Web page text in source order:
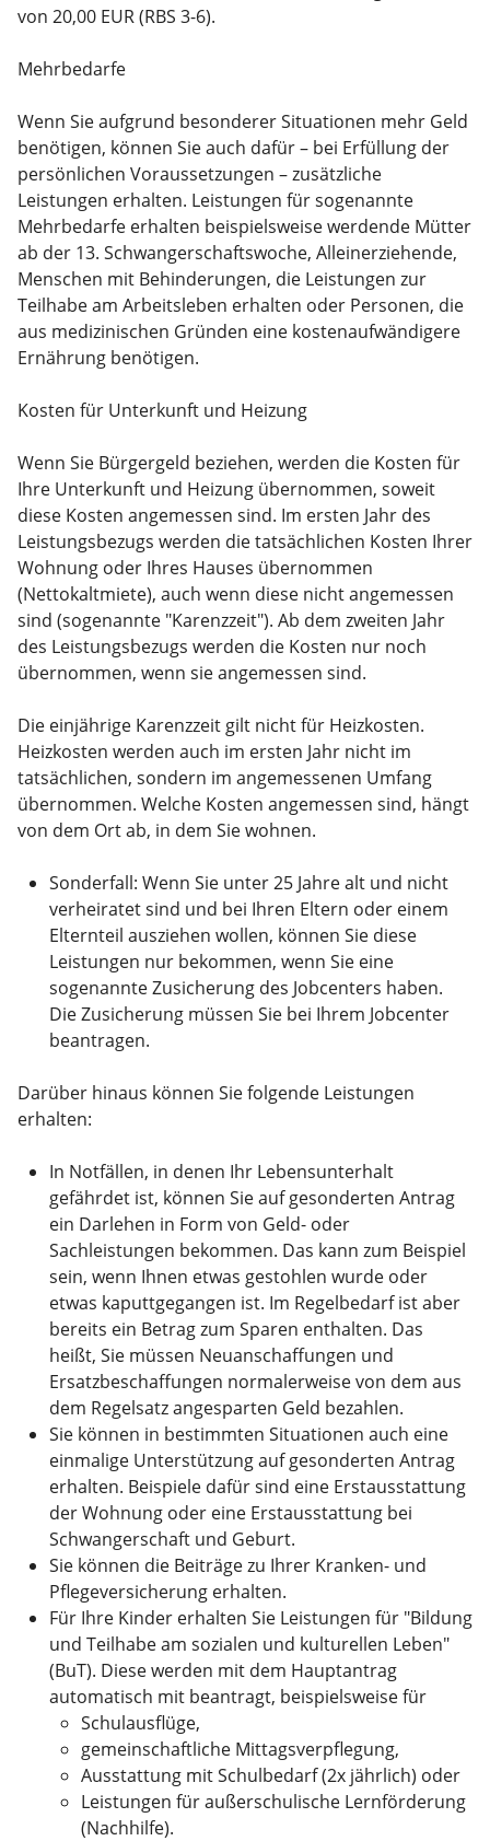
von 20,00 EUR (RBS 3-6).
Mehrbedarfe
Wenn Sie aufgrund besonderer Situationen mehr Geld
benötigen, können Sie auch dafür – bei Erfüllung der
persönlichen Voraussetzungen – zusätzliche
Leistungen erhalten. Leistungen für sogenannte
Mehrbedarfe erhalten beispielsweise werdende Mütter
ab der 13. Schwangerschaftswoche, Alleinerziehende,
Menschen mit Behinderungen, die Leistungen zur
Teilhabe am Arbeitsleben erhalten oder Personen, die
aus medizinischen Gründen eine kostenaufwändigere
Ernährung benötigen.
Kosten für Unterkunft und Heizung
Wenn Sie Bürgergeld beziehen, werden die Kosten für
Ihre Unterkunft und Heizung übernommen, soweit
diese Kosten angemessen sind. Im ersten Jahr des
Leistungsbezugs werden die tatsächlichen Kosten Ihrer
Wohnung oder Ihres Hauses übernommen
(Nettokaltmiete), auch wenn diese nicht angemessen
sind (sogenannte "Karenzzeit"). Ab dem zweiten Jahr
des Leistungsbezugs werden die Kosten nur noch
übernommen, wenn sie angemessen sind.
Die einjährige Karenzzeit gilt nicht für Heizkosten.
Heizkosten werden auch im ersten Jahr nicht im
tatsächlichen, sondern im angemessenen Umfang
übernommen. Welche Kosten angemessen sind, hängt
von dem Ort ab, in dem Sie wohnen.
Sonderfall: Wenn Sie unter 25 Jahre alt und nicht
verheiratet sind und bei Ihren Eltern oder einem
Elternteil ausziehen wollen, können Sie diese
Leistungen nur bekommen, wenn Sie eine
sogenannte Zusicherung des Jobcenters haben.
Die Zusicherung müssen Sie bei Ihrem Jobcenter
beantragen.
Darüber hinaus können Sie folgende Leistungen
erhalten:
In Notfällen, in denen Ihr Lebensunterhalt
gefährdet ist, können Sie auf gesonderten Antrag
ein Darlehen in Form von Geld- oder
Sachleistungen bekommen. Das kann zum Beispiel
sein, wenn Ihnen etwas gestohlen wurde oder
etwas kaputtgegangen ist. Im Regelbedarf ist aber
bereits ein Betrag zum Sparen enthalten. Das
heißt, Sie müssen Neuanschaffungen und
Ersatzbeschaffungen normalerweise von dem aus
dem Regelsatz angesparten Geld bezahlen.
Sie können in bestimmten Situationen auch eine
einmalige Unterstützung auf gesonderten Antrag
erhalten. Beispiele dafür sind eine Erstausstattung
der Wohnung oder eine Erstausstattung bei
Schwangerschaft und Geburt.
Sie können die Beiträge zu Ihrer Kranken- und
Pflegeversicherung erhalten.
Für Ihre Kinder erhalten Sie Leistungen für "Bildung
und Teilhabe am sozialen und kulturellen Leben"
(BuT). Diese werden mit dem Hauptantrag
automatisch mit beantragt, beispielsweise für
Schulausflüge,
gemeinschaftliche Mittagsverpflegung,
Ausstattung mit Schulbedarf (2x jährlich) oder
Leistungen für außerschulische Lernförderung
(Nachhilfe).